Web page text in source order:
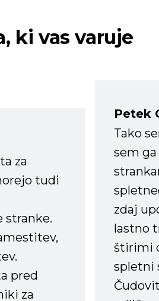
ki vas varuje
za
tudi
stranke.
pred
za
Petek
Tako
sem
zdaj
lastno
štirimi
spletni